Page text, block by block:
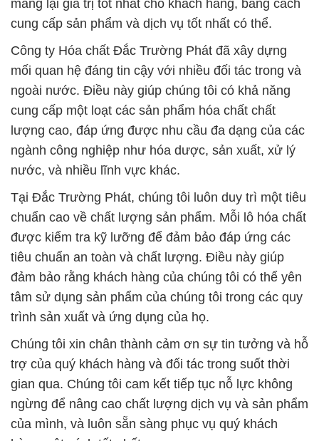
ngoài nước. Điều này giúp chúng tôi có khả năng
cung cấp một loạt các sản phẩm hóa chất chất
lượng cao, đáp ứng được nhu cầu đa dạng của các
ngành công nghiệp như hóa dược, sản xuất, xử lý
nước, và nhiều lĩnh vực khác.
Tại Đắc Trường Phát, chúng tôi luôn duy trì một tiêu
chuẩn cao về chất lượng sản phẩm. Mỗi lô hóa chất
được kiểm tra kỹ lưỡng để đảm bảo đáp ứng các
tiêu chuẩn an toàn và chất lượng. Điều này giúp
đảm bảo rằng khách hàng của chúng tôi có thể yên
tâm sử dụng sản phẩm của chúng tôi trong các quy
trình sản xuất và ứng dụng của họ.
Chúng tôi xin chân thành cảm ơn sự tin tưởng và hỗ
trợ của quý khách hàng và đối tác trong suốt thời
gian qua. Chúng tôi cam kết tiếp tục nỗ lực không
ngừng để nâng cao chất lượng dịch vụ và sản phẩm
của mình, và luôn sẵn sàng phục vụ quý khách
hàng một cách tốt nhất.
“Cùng Đắc Trường Phát, hãy xây dựng tương lai
thành công và bền vững cho mọi ngành công
nghiệp!”